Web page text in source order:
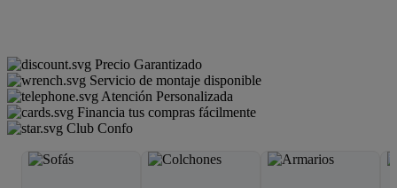
Precio Garantizado
Servicio de montaje disponible
Atención Personalizada
Financia tus compras fácilmente
Club Confo